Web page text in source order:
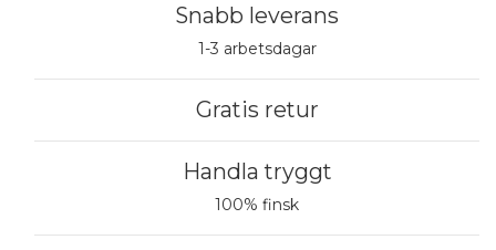
Snabb leverans
1-3 arbetsdagar
Gratis retur
Handla tryggt
100% finsk